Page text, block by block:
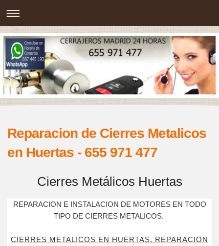
Reparacion de Cierres Metalicos
en Huertas - 655 971 477
Cierres Metálicos Huertas
REPARACION E INSTALACION DE MOTORES EN TODO
TIPO DE CIERRES METALICOS.
CIERRES METALICOS EN HUERTAS, REPARACION